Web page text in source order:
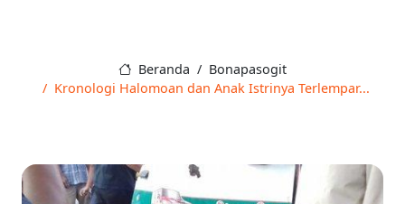
Beranda
Bonapasogit
Kronologi Halomoan dan Anak Istrinya Terlempar...